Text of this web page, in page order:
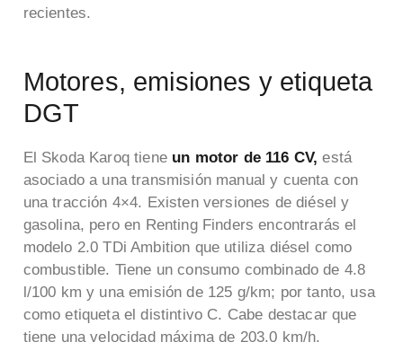
recientes.
Motores, emisiones y etiqueta
DGT
El Skoda Karoq tiene un motor de 116 CV,está
asociado a una transmisión manual y cuenta con
una tracción 4×4. Existen versiones de diésel y
gasolina, pero en Renting Finders encontrarás el
modelo 2.0 TDi Ambition que utiliza diésel como
combustible. Tiene un consumo combinado de 4.8
l/100 km y una emisión de 125 g/km; por tanto, usa
como etiqueta el distintivo C. Cabe destacar que
tiene una velocidad máxima de 203.0 km/h.